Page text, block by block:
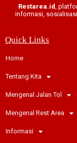
Restarea.id,
informasi,
Quick Links
Home
Tentang Kita
Mengenal Jalan Tol
Mengenal Rest Area
Informasi